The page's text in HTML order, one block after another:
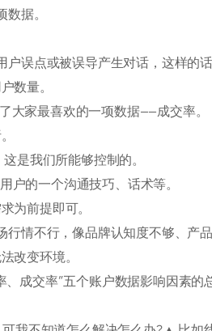
据。
误点或被误导产生对话，这样的
数量。
大家最喜欢的一项数据——成交率。
是我们所能够控制的。
户的一个沟通技巧、话术等。
为前提即可。
情不行，像品牌认知度不够、产品
改变环境。
成交率”五个账户数据影响因素的